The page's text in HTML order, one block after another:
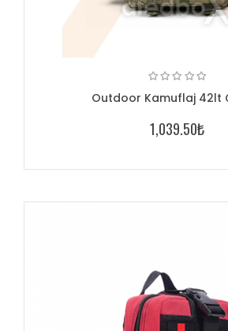
Outdoor Kamuflaj 42lt
1,039.50₺